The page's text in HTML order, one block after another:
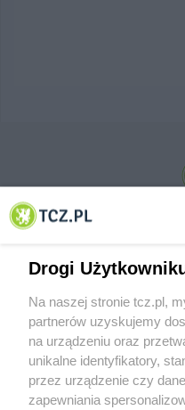
© 2001-2026 Tczew - TCZ.PL Sp. z
O FIRMIE POLITYKA
Drogi
Na naszej stronie tcz.pl,
partnerów uzyskujemy
na urządzeniu oraz
unikalne identyfikatory,
przez urządzenie czy
zapewniania